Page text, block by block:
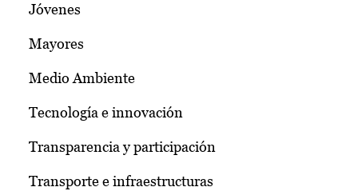
Jóvenes
Mayores
Medio Ambiente
Tecnología e innovación
Transparencia y participación
Transporte e infraestructuras